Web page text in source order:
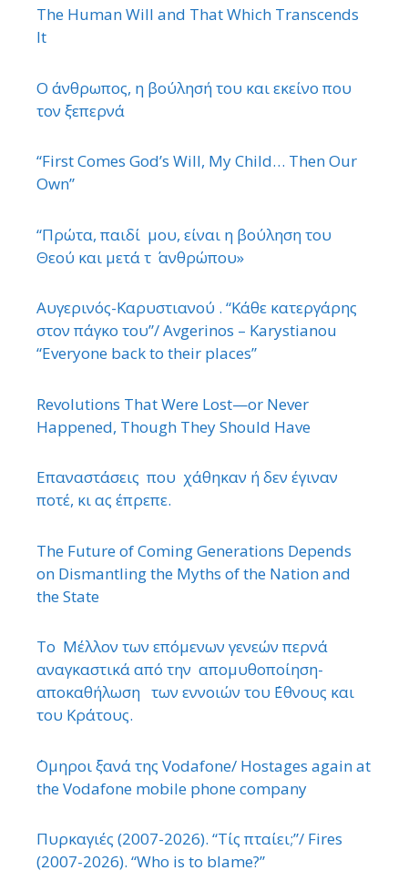
The Human Will and That Which Transcends
It
Ο άνθρωπος, η βούλησή του και εκείνο που
τον ξεπερνά
“First Comes God’s Will, My Child… Then Our
Own”
“Πρώτα, παιδί μου, είναι η βούληση του
Θεού και μετά τ ΄ ανθρώπου»
Αυγερινός-Καρυστιανού . “Κάθε κατεργάρης
στον πάγκο του”/ Avgerinos – Karystianou
“Εveryone back to their places”
Revolutions That Were Lost—or Never
Happened, Though They Should Have
Επαναστάσεις που χάθηκαν ή δεν έγιναν
ποτέ, κι ας έπρεπε.
The Future of Coming Generations Depends
on Dismantling the Myths of the Nation and
the State
Το Μέλλον των επόμενων γενεών περνά
αναγκαστικά από την απομυθοποίηση-
αποκαθήλωση των εννοιών του ΄Εθνους και
του Κράτους.
΄Ομηροι ξανά της Vodafone/ Hostages again at
the Vodafone mobile phone company
Πυρκαγιές (2007-2026). “Τίς πταίει;”/ Fires
(2007-2026). “Who is to blame?”